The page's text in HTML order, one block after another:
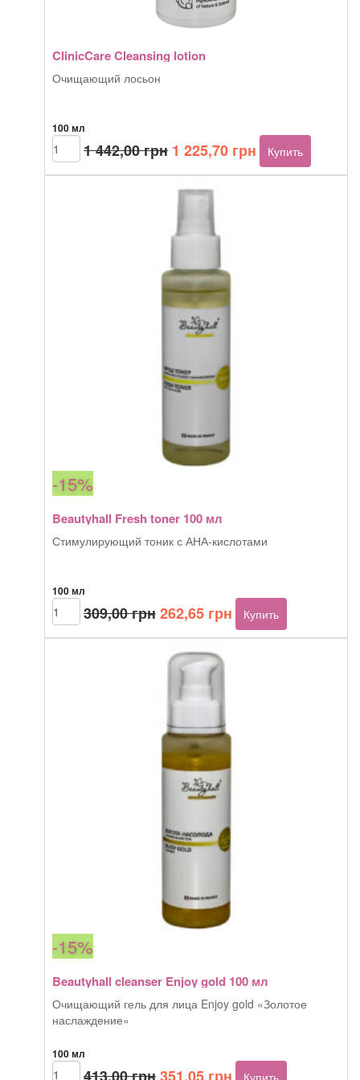
ClinicCare Cleansing lotion
Очищающий лосьон
100 мл
1 442,00грн Первоначальная
составляла
1
442,00 грн.
1 225,70 грнТекущая
цена:
Количество
товара
ClinicCare
Купить
-15%
Beautyhall Fresh toner 100 мл
Стимулирующий тоник с АНА-кислотами
100 мл
309,00грнПервоначальная
цена
составляла
309,00 грн.
262,65 грнТекущая
цена:
Количество
товара
Beautyhall
Купить
-15%
Beautyhall cleanser Enjoy gold 100 мл
Очищающий гель для лица Enjoy gold «Золотое
наслаждение»
100 мл
ПервоначальнаяТекущая
Количество
Купить